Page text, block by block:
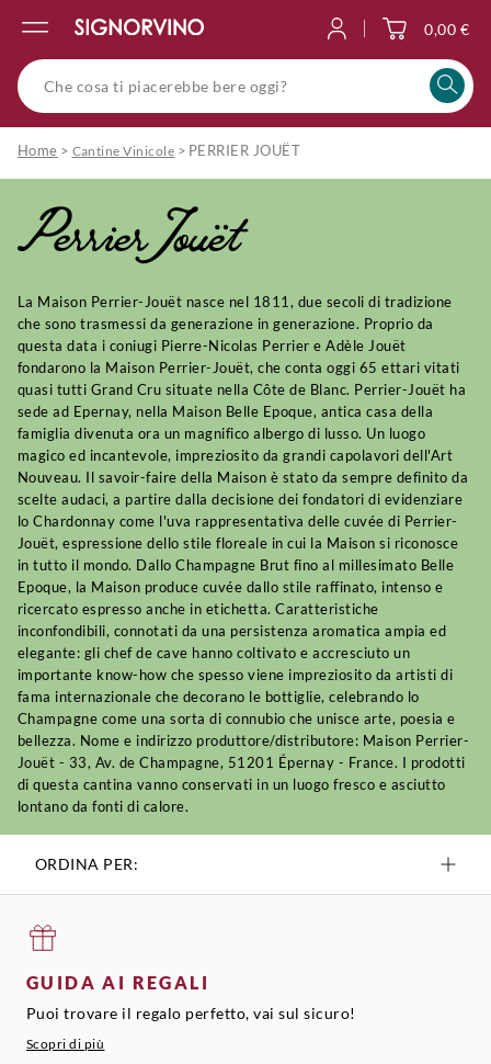
0,00 €
Home > Cantine Vinicole > PERRIER JOUËT
Perrier Jouët
La Maison Perrier-Jouët nasce nel 1811, due secoli di tradizione
che sono trasmessi da generazione in generazione. Proprio da
questa data i coniugi Pierre-Nicolas Perrier e Adèle Jouët
fondarono la Maison Perrier-Jouët, che conta oggi 65 ettari vitati
quasi tutti Grand Cru situate nella Côte de Blanc. Perrier-Jouët ha
sede ad Epernay, nella Maison Belle Epoque, antica casa della
famiglia divenuta ora un magnifico albergo di lusso. Un luogo
magico ed incantevole, impreziosito da grandi capolavori dell'Art
Nouveau. Il savoir-faire della Maison è stato da sempre definito da
scelte audaci, a partire dalla decisione dei fondatori di evidenziare
lo Chardonnay come l'uva rappresentativa delle cuvée di Perrier-
Jouët, espressione dello stile floreale in cui la Maison si riconosce
in tutto il mondo. Dallo Champagne Brut fino al millesimato Belle
Epoque, la Maison produce cuvée dallo stile raffinato, intenso e
ricercato espresso anche in etichetta. Caratteristiche
inconfondibili, connotati da una persistenza aromatica ampia ed
elegante: gli chef de cave hanno coltivato e accresciuto un
importante know-how che spesso viene impreziosito da artisti di
fama internazionale che decorano le bottiglie, celebrando lo
Champagne come una sorta di connubio che unisce arte, poesia e
bellezza. Nome e indirizzo produttore/distributore: Maison Perrier-
Jouët - 33, Av. de Champagne, 51201 Épernay - France. I prodotti
di questa cantina vanno conservati in un luogo fresco e asciutto
lontano da fonti di calore.
ORDINA PER:
GUIDA AI REGALI
Puoi trovare il regalo perfetto, vai sul sicuro!
Scopri di più